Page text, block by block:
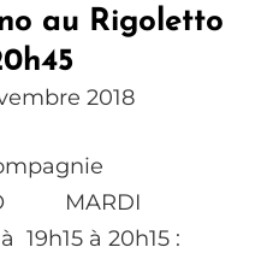
au Rigoletto
2018
MARDI
19h15 à 20h15 :